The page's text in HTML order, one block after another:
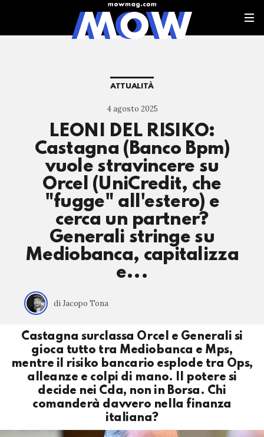
ATTUALITÀ
4 agosto 2025
LEONI DEL RISIKO:
Castagna (Banco Bpm)
vuole stravincere su
Orcel (UniCredit, che
"fugge" all'estero) e
cerca un partner?
Generali stringe su
Mediobanca, capitalizza
e...
di Jacopo Tona
Castagna surclassa Orcel e Generali si
gioca tutto tra Mediobanca e Mps,
mentre il risiko bancario esplode tra Ops,
alleanze e colpi di mano. Il potere si
decide nei Cda, non in Borsa. Chi
comanderà davvero nella finanza
italiana?